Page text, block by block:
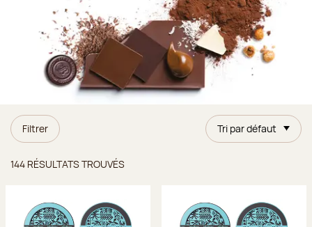
Filtrer Tri par défaut
144 RÉSULTATS TROUVÉS